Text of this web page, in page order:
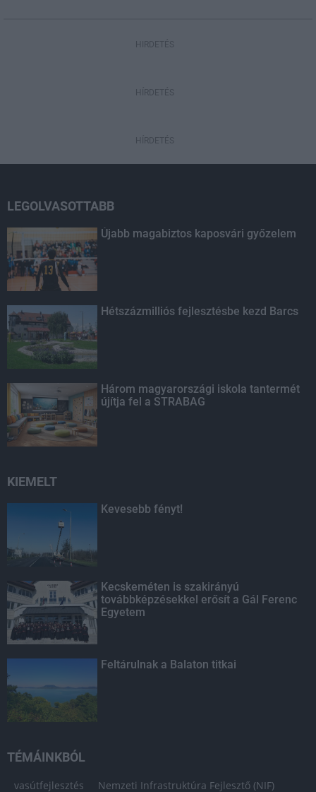
HIRDETÉS
HÍRDETÉS
HÍRDETÉS
LEGOLVASOTTABB
Újabb magabiztos kaposvári győzelem
Hétszázmilliós fejlesztésbe kezd Barcs
Három magyarországi iskola tantermét
újítja fel a STRABAG
KIEMELT
Kevesebb fényt!
Kecskeméten is szakirányú
továbbképzésekkel erősít a Gál Ferenc
Egyetem
Feltárulnak a Balaton titkai
TÉMÁINKBÓL
vasútfejlesztés Nemzeti Infrastruktúra Fejlesztő (NIF)